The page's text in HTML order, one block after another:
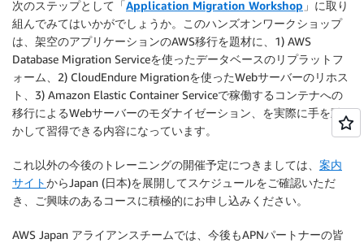
次のステップとして「Application Migration Workshop 」に取り
組んでみてはいかがでしょうか。このハンズオンワークショップ
は、架空のアプリケーションのAWS移行を題材に、1) AWS
Database Migration Serviceを使ったデータベースのリプラットフ
ォーム、2) CloudEndure Migrationを使ったWebサーバーのリホス
ト、3) Amazon Elastic Container Serviceで稼働するコンテナへの
移行によるWebサーバーのモダナイゼーション、を実際に手を動
かして習得できる内容になっています。
これ以外の今後のトレーニングの開催予定につきましては、 案内
サイトからJapan (日本)を展開してスケジュールをご確認いただ
き、ご興味のあるコースに積極的にお申し込みください。
AWS Japan アライアンスチームでは、今後もAPNパートナーの皆